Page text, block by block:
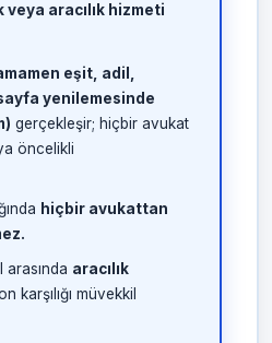
veya aracılık hizmeti
eşit, adil,
yenilemesinde
gerçekleşir; hiçbir avukat
öncelikli
hiçbir avukattan
arasında aracılık
karşılığı müvekkil